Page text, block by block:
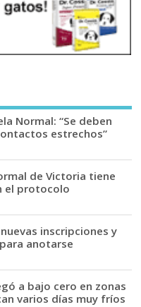
Normal: “Se deben
estrechos”
de Victoria tiene
el protocolo
inscripciones y
anotarse
a bajo cero en zonas
varios días muy fríos